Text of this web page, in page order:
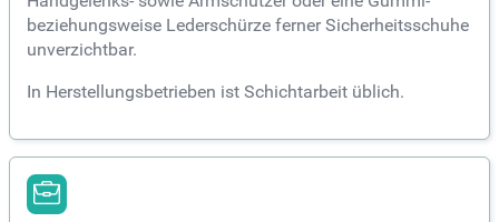
beziehungsweise Lederschürze ferner Sicherheitsschuhe
unverzichtbar.
In Herstellungsbetrieben ist Schichtarbeit üblich.